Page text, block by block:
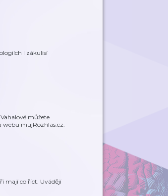
i zákulisí
můžete
webu mujRozhlas.cz.
mají co říct. Uvádějí